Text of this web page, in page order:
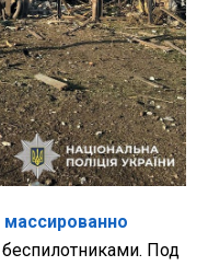
массированно
Под